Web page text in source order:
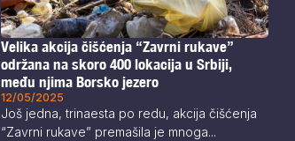
Velika akcija čišćenja “Zavrni rukave”
održana na skoro 400 lokacija u Srbiji,
među njima Borsko jezero
12/05/2025
Još jedna, trinaesta po redu, akcija čišćenja
“Zavrni rukave” premašila je mnoga...